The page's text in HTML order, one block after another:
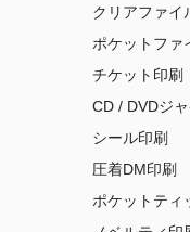
クリアファイ
ポケットファ
チケット印刷
CD / DVDジ
シール印刷
圧着DM印刷
ポケットティ